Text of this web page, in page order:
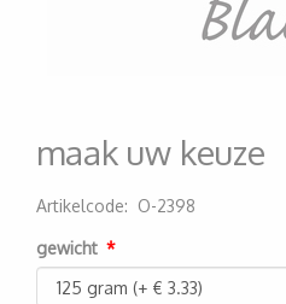
maak uw keuze
Artikelcode: O-2398
gewicht